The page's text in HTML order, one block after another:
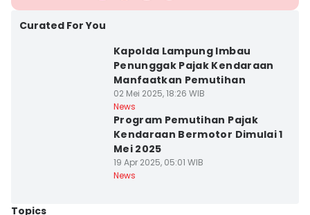
Curated For You
Kapolda Lampung Imbau
Penunggak Pajak Kendaraan
Manfaatkan Pemutihan
02 Mei 2025, 18:26 WIB
News
Program Pemutihan Pajak
Kendaraan Bermotor Dimulai 1
Mei 2025
19 Apr 2025, 05:01 WIB
News
Topics